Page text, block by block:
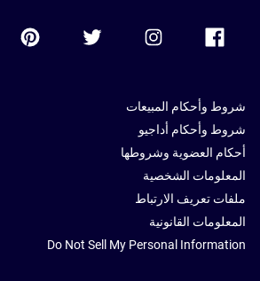
Accor Facebook
Accor Twitter
شروط وأحكام المبيعات
شروط وأحكام أداجيو
أحكام العضوية وشروطها
المعلومات الشخصية
ملفات تعريف الارتباط
المعلومات القانونية
Do Not Sell My Personal Information